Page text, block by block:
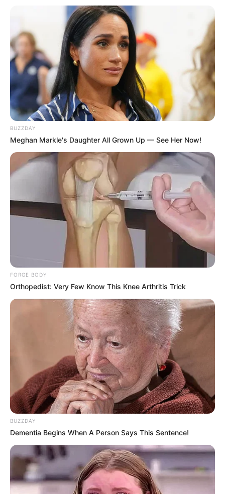
RELATED POSTS
FN LIGHT DOOR PINTLE: SULAP NBO-105 PUSPENERBAL
MENJADI HELIKOPTER GUNSHIP
11 Comments Jan 15, 2018
BUZZDAY
Meghan Markle's Daughter All Grown Up — See Her Now!
FORGE BODY
Orthopedist: Very Few Know This Knee Arthritis Trick
BUZZDAY
Dementia Begins When A Person Says This Sentence!